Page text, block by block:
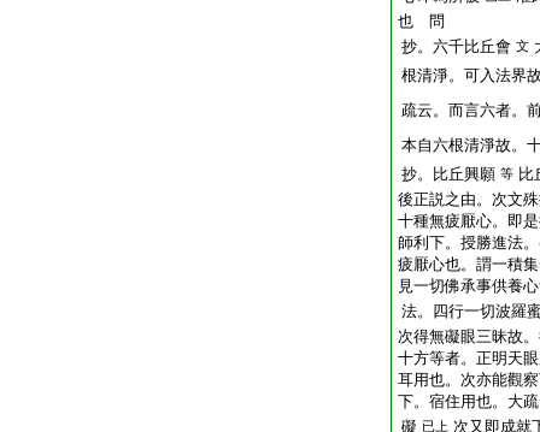
也 問
抄。六千比丘會 文
根清淨。可入法界
疏云。而言六者。
本自六根清淨故。
抄。比丘興願 等 比
後正説之由。次文
十種無疲厭心。即
師利下。授勝進法
疲厭心也。謂一積
見一切佛承事供養
法。四行一切波羅
次得無礙眼三昧故
十方等者。正明天
耳用也。次亦能觀
下。宿住用也。大
礙 已上 次又即成就